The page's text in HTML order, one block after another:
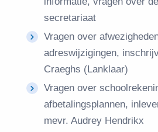
secretariaat
Vragen over
adreswijzigingen,
Craeghs (Lanklaar)
Vragen over
afbetalingsplannen,
mevr. Audrey Hendrikx